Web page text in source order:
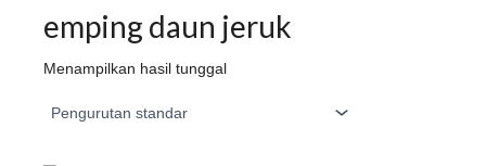
emping daun jeruk
Menampilkan hasil tunggal